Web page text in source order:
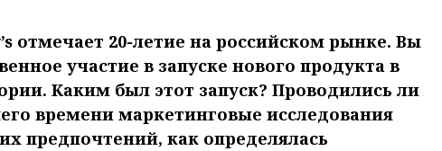
отмечает 20-летие на российском рынке. Вы
участие в запуске нового продукта в
Каким был этот запуск? Проводились ли
времени маркетинговые исследования
предпочтений, как определялась